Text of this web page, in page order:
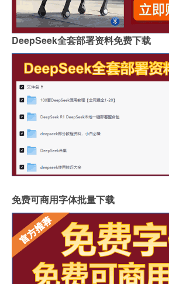
DeepSeek全套部署资料免费下载
免费可商用字体批量下载